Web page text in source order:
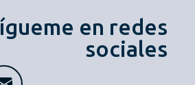
en redes
sociales